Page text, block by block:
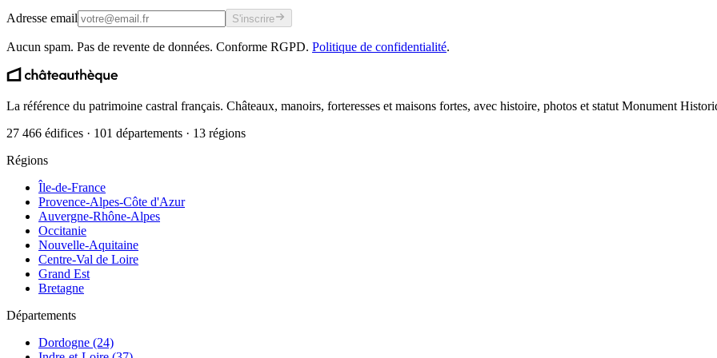
Adresse email S'inscrire
Aucun spam. Pas de revente de données. Conforme RGPD. Politique de confidentialité.
La référence du patrimoine castral français. Châteaux, manoirs, forteresses et maisons fortes, avec histoire, photos et statut Monument
27 466 édifices · 101 départements · 13 régions
Régions
Île-de-France
Provence-Alpes-Côte d'Azur
Auvergne-Rhône-Alpes
Occitanie
Nouvelle-Aquitaine
Centre-Val de Loire
Grand Est
Bretagne
Départements
Dordogne (24)